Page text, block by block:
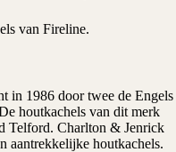
van Fireline.
in 1986 door twee de Engels
houtkachels van dit merk
Telford. Charlton & Jenrick
aantrekkelijke houtkachels.